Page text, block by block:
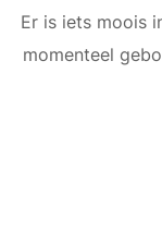
Er is iets moois
momenteel